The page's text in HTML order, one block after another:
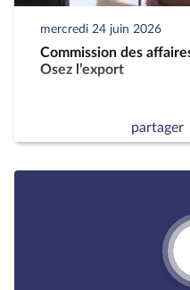
mercredi 24 juin 2026
Commission des
Osez l’export
partager